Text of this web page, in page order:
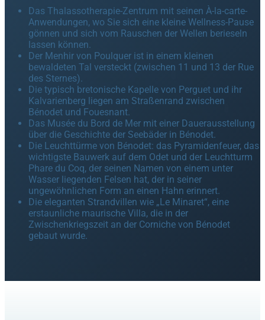
Das Thalassotherapie-Zentrum mit seinen À-la-carte-
Anwendungen, wo Sie sich eine kleine Wellness-Pause
gönnen und sich vom Rauschen der Wellen berieseln
lassen können.
Der Menhir von Poulquer ist in einem kleinen
bewaldeten Tal versteckt (zwischen 11 und 13 der Rue
des Sternes).
Die typisch bretonische Kapelle von Perguet und ihr
Kalvarienberg liegen am Straßenrand zwischen
Bénodet und Fouesnant.
Das Musée du Bord de Mer mit einer Dauerausstellung
über die Geschichte der Seebäder in Bénodet.
Die Leuchttürme von Bénodet: das Pyramidenfeuer, das
wichtigste Bauwerk auf dem Odet und der Leuchtturm
Phare du Coq, der seinen Namen von einem unter
Wasser liegenden Felsen hat, der in seiner
ungewöhnlichen Form an einen Hahn erinnert.
Die eleganten Strandvillen wie „Le Minaret“, eine
erstaunliche maurische Villa, die in der
Zwischenkriegszeit an der Corniche von Bénodet
gebaut wurde.